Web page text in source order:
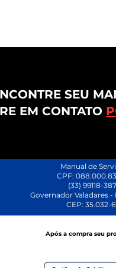
SEU
EM CONTATO
Manual de
CPF:
(33) 99118-
Governador Valadares -
CEP: 35.032-
Após a compra seu